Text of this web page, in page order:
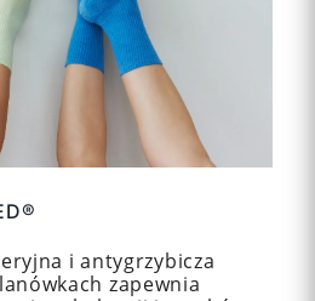
i antygrzybicza
zapewnia